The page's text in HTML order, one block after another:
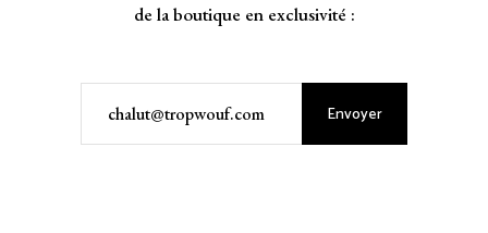
de la boutique en exclusivité :
Envoyer